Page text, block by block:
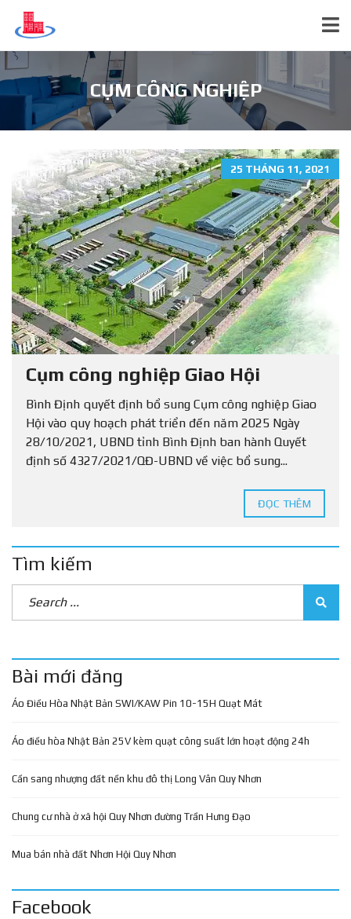
CỤM CÔNG NGHIỆP
25 THÁNG 11, 2021
Cụm công nghiệp Giao Hội
Bình Định quyết định bổ sung Cụm công nghiệp Giao
Hội vào quy hoạch phát triển đến năm 2025 Ngày
28/10/2021, UBND tỉnh Bình Định ban hành Quyết
định số 4327/2021/QĐ-UBND về việc bổ sung...
ĐỌC THÊM
Tìm kiếm
Bài mới đăng
Áo Điều Hòa Nhật Bản SWI/KAW Pin 10-15H Quạt Mát
Áo điều hòa Nhật Bản 25V kèm quạt công suất lớn hoạt động 24h
Cần sang nhượng đất nền khu đô thị Long Vân Quy Nhơn
Chung cư nhà ở xã hội Quy Nhơn đường Trần Hưng Đạo
Mua bán nhà đất Nhơn Hội Quy Nhơn
Facebook